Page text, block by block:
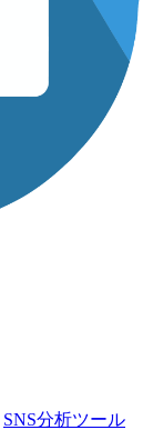
SNS分析ツール